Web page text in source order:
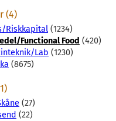
(4)
Riskkapital (1234)
Functional Food (420)
Lab (1230)
(8675)
(27)
(22)